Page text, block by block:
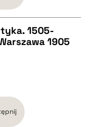
1505-
1905